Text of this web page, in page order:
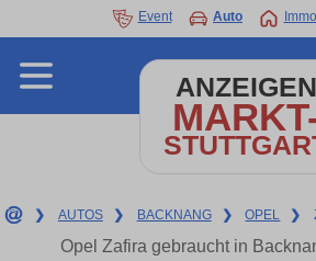
Event Auto Immo
ANZEIGEN
❯ AUTOS ❯ BACKNANG ❯ OPEL ❯
Opel Zafira gebraucht in